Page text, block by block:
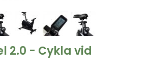
2.0 - Cykla vid